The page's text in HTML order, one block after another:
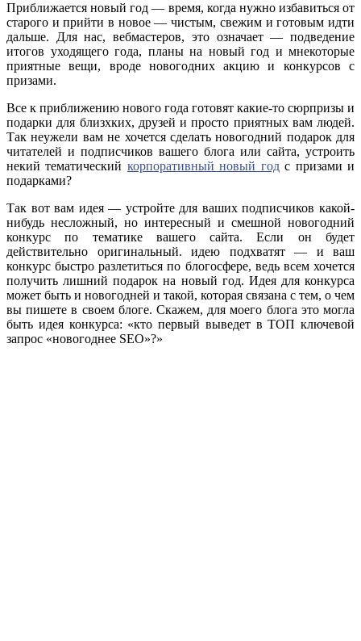
Приближается новый год — время, когда нужно избавиться от
старого и прийти в новое — чистым, свежим и готовым идти
дальше. Для нас, вебмастеров, это означает — подведение
итогов уходящего года, планы на новый год и мнекоторые
приятные вещи, вроде новогодних акцию и конкурсов с
призами.
Все к приближению нового года готовят какие-то сюрпризы и
подарки для близхких, друзей и просто приятных вам людей.
Так неужели вам не хочется сделать новогодний подарок для
читателей и подписчиков вашего блога или сайта, устроить
некий тематический корпоративный новый годс призами и
подарками?
Так вот вам идея — устройте для ваших подписчиков какой-
нибудь несложный, но интересный и смешной новогодний
конкурс по тематике вашего сайта. Если он будет
действительно оригинальный. идею подхватят — и ваш
конкурс быстро разлетиться по блогосфере, ведь всем хочется
получить лишний подарок на новый год. Идея для конкурса
может быть и новогодней и такой, которая связана с тем, о чем
вы пишете в своем блоге. Скажем, для моего блога это могла
быть идея конкурса: «кто первый выведет в ТОП ключевой
запрос «новогоднее SEO»?»